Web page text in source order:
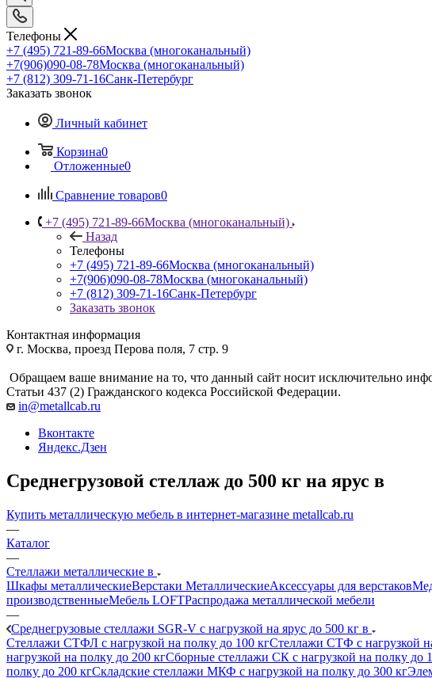
Телефоны
+7 (495) 721-89-66Москва (многоканальный)
+7(906)090-08-78Москва (многоканальный)
+7 (812) 309-71-16Санк-Петербург
Заказать звонок
Личный кабинет
Корзина0
Отложенные0
Сравнение товаров0
+7 (495) 721-89-66Москва (многоканальный)
Назад
Телефоны
+7 (495) 721-89-66Москва (многоканальный)
+7(906)090-08-78Москва (многоканальный)
+7 (812) 309-71-16Санк-Петербург
Заказать звонок
Контактная информация
г. Москва, проезд Перова поля, 7 стр. 9
Обращаем ваше внимание на то, что данный сайт носит исключительно
Статьи 437 (2) Гражданского кодекса Российской Федерации.
in@metallcab.ru
Вконтакте
Яндекс.Дзен
Среднегрузовой стеллаж до 500 кг на ярус в
Купить металлическую мебель в интернет-магазине metallcab.ru
—
Каталог
—
Стеллажи металлические в
Шкафы металлическиеВерстаки МеталлическиеАксессуары для верстаков
производственныеМебель LOFTРаспродажа металлической мебели
—
Среднегрузовые стеллажи SGR-V с нагрузкой на ярус до 500 кг в
Стеллажи СТФЛ с нагрузкой на полку до 100 кгСтеллажи СТФ с нагрузкой
нагрузкой на полку до 200 кгСборные стеллажи СК с нагрузкой на полку до
полку до 200 кгСкладские стеллажи МКФ с нагрузкой на полку до 300 кг